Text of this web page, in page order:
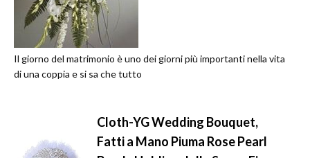
Il giorno del matrimonio è uno dei giorni più importanti nella vita
di una coppia e si sa che tutto
Cloth-YG Wedding Bouquet,
Fatti a Mano Piuma Rose Pearl